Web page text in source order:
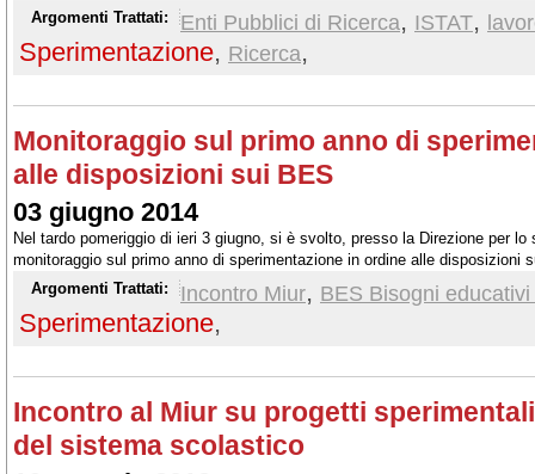
migliorie del caso
Argomenti Trattati: Enti Pubblici di Ricerca, ISTAT,
Sperimentazione, Ricerca,
Monitoraggio sul primo anno di
alle disposizioni sui BES
03 giugno 2014
Nel tardo pomeriggio di ieri 3 giugno, si è svolto, presso la Direzione per
monitoraggio sul primo anno di sperimentazione in ordine alle disposizioni
Argomenti Trattati:
Incontro Miur, BES Bisogni
Sperimentazione,
Incontro al Miur su progetti
del sistema scolastico